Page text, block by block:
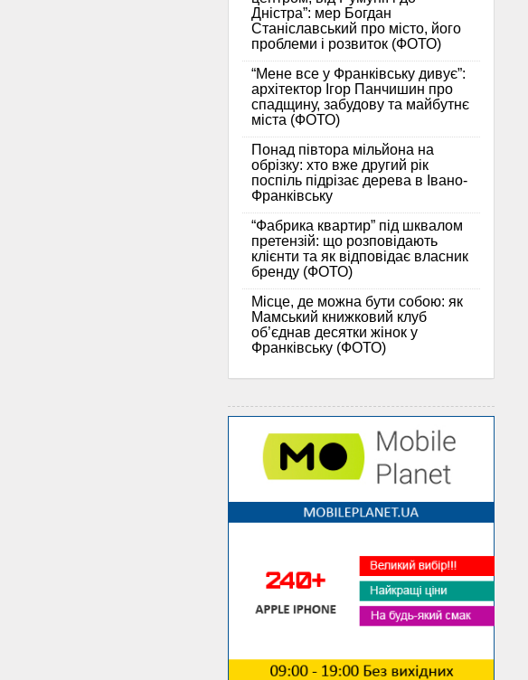
Дністра”: мер Богдан
Станіславський про місто, його
проблеми і розвиток (ФОТО)
“Мене все у Франківську дивує”:
архітектор Ігор Панчишин про
спадщину, забудову та майбутнє
міста (ФОТО)
Понад півтора мільйона на
обрізку: хто вже другий рік
поспіль підрізає дерева в Івано-
Франківську
“Фабрика квартир” під шквалом
претензій: що розповідають
клієнти та як відповідає власник
бренду (ФОТО)
Місце, де можна бути собою: як
Мамський книжковий клуб
об’єднав десятки жінок у
Франківську (ФОТО)